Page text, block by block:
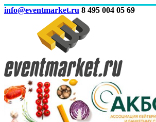
info@eventmarket.ru 8 495 004 05 69